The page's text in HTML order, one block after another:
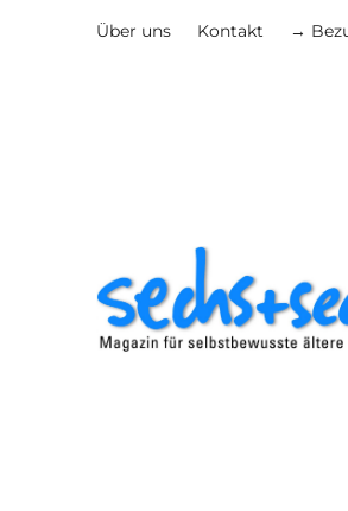
Über uns Kontakt →